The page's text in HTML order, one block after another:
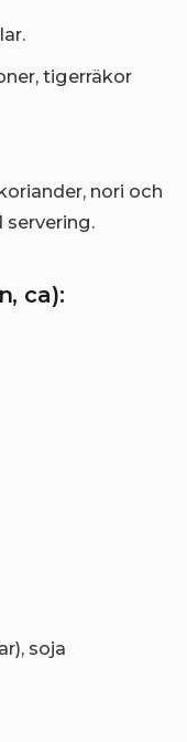
tigerräkor
nori och
servering.
ca):
soja